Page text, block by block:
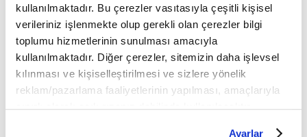
kullanılmaktadır. Bu çerezler vasıtasıyla çeşitli kişisel
verileriniz işlenmekte olup gerekli olan çerezler bilgi
toplumu hizmetlerinin sunulması amacıyla
kullanılmaktadır. Diğer çerezler, sitemizin daha işlevsel
kılınması ve kişiselleştirilmesi ve sizlere yönelik
reklam/pazarlama faaliyetlerinin yapılması, amaçlarıyla
sınırlı olarak açık rızanız dahilinde kullanılacaktır.
Ayarlar
yaşadıklarında, insanlarda da depresyon ve stres
halinde artan glikokortikoid hormonun yükseldiği
görülür. Yeniliğe kaygı duyan farelerin diğerlerine
göredaha çabuk yaşlandığı ve az yaşadıkları
görülür.